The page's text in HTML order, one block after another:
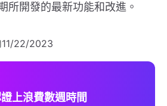
所開發的最新功能和改進。
11/22/2023
上浪費數週時間